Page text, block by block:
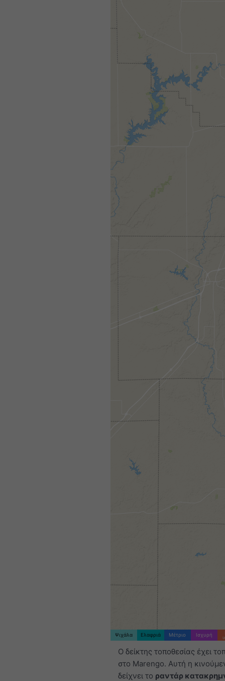
Ψιχάλα Ελαφριά Μέτριο Ισχυρή
Ο δείκτης τοποθεσίας έχει
στο Marengo. Αυτή η
δείχνει το ραντάρ